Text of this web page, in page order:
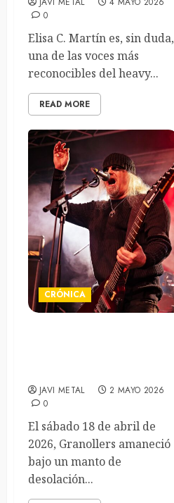
0
Elisa C. Martín es, sin duda,
una de las voces más
reconocibles del heavy...
READ MORE
CRÓNICA
JAVI METAL
2 MAYO 2026
0
El sábado 18 de abril de
2026, Granollers amaneció
bajo un manto de
desolación...